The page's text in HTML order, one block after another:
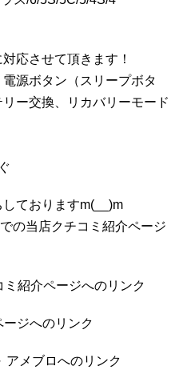
応させて頂きます！
源ボタン（スリープボタ
ー交換、リカバリーモード
ておりますm(__)m
の当店クチコミ紹介ページ
紹介ページへのリンク
ジへのリンク
アメブロへのリンク